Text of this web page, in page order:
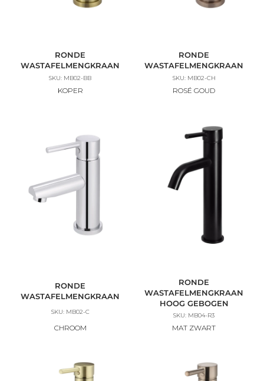
KOPER
RONDE
WASTAFELMENGKRAAN
SKU: MB02-BB
ROSÉ GOUD
RONDE
WASTAFELMENGKRAAN
SKU: MB02-CH
CHROOM
RONDE
WASTAFELMENGKRAAN
SKU: MB02-C
MAT ZWART
RONDE
WASTAFELMENGKRAAN
HOOG GEBOGEN
SKU: MB04-R3